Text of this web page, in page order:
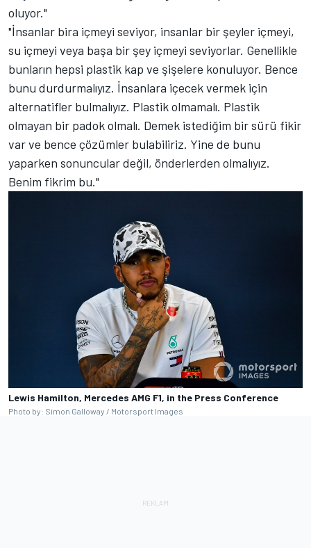
oluyor."
"İnsanlar bira içmeyi seviyor, insanlar bir şeyler içmeyi,
su içmeyi veya başa bir şey içmeyi seviyorlar. Genellikle
bunların hepsi plastik kap ve şişelere konuluyor. Bence
bunu durdurmalıyız. İnsanlara içecek vermek için
alternatifler bulmalıyız. Plastik olmamalı. Plastik
olmayan bir padok olmalı. Demek istediğim bir sürü fikir
var ve bence çözümler bulabiliriz. Yine de bunu
yaparken sonuncular değil, önderlerden olmalıyız.
Benim fikrim bu."
Lewis Hamilton, Mercedes AMG F1, in the Press Conference
Photo by: Simon Galloway / Motorsport Images